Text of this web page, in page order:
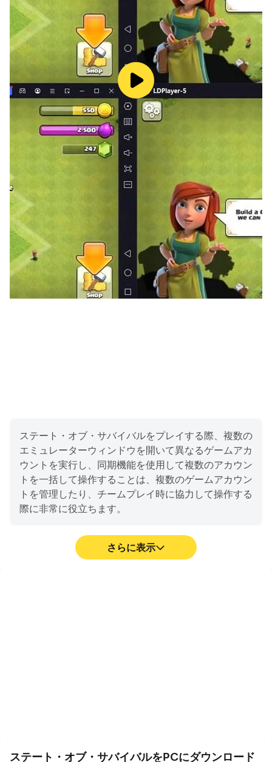
サージ（CV：杉田智和）
ベッカ（CV：石川由依）
マディ（CV：高橋李依）
蒼（CV：田所あずさ）
▼崩壊した世界の真実
闇に覆われた陰謀と、運命に導かれし者たちのシネマチッ
クミステリー！圧倒的なクオリティの世界観を舞台に真実
を暴き出せ！
新基軸のリアルタイムPTB（パンデミック・タワーディフ
ェンス・バトル）！初心者でも爽快にプレイできるバトル
モードで、次々に群がるアンデッドたちをブッ飛ばせ！
▼マルチプレイヤー
同盟（ギルド）との共闘と、限られた資源の奪い合い！仲
間と共に《首都》を巡る戦争に勝利し、世界を制服し覇者
（キング）となれ！もちろん、チャット機能も充実してい
をカスタマイズし、キングダムを作り出せ！
▼戦略・戦術
RTS（リアルタイムストラテジー）、戦略ゲームをベース
としたバトルロワイヤル戦争モード！ヒーローや兵士を育
成し、大軍勢を率いて陣取りバトルを勝ち抜け！
Terms and Conditions: https://funplus.com/terms-
ステート・オブ・サバイバルをプレイする際、複数の
エミュレーターウィンドウを開いて異なるゲームアカ
ウントを実行し、同期機能を使用して複数のアカウン
トを一括して操作することは、複数のゲームアカウン
トを管理したり、チームプレイ時に協力して操作する
際に非常に役立ちます。
さらに表示
ステート・オブ・サバイバルをPCにダウンロード